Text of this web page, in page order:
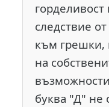
следствие
към грешки,
на
буква "Д" не